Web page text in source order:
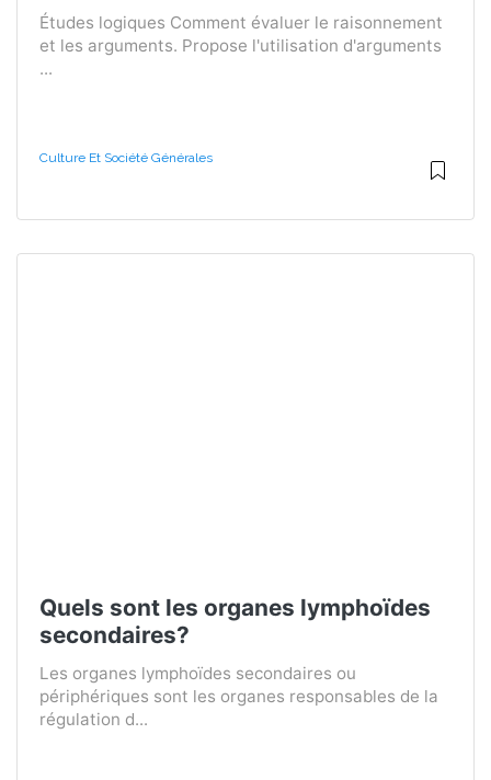
Études logiques Comment évaluer le raisonnement
et les arguments. Propose l'utilisation d'arguments
...
Culture Et Société Générales
Quels sont les organes lymphoïdes
secondaires?
Les organes lymphoïdes secondaires ou
périphériques sont les organes responsables de la
régulation d...